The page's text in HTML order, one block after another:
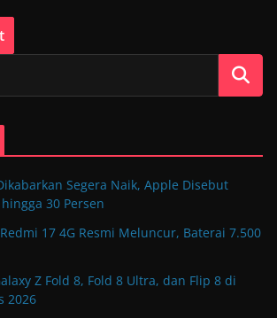
Segera Naik, Apple Disebut
30 Persen
17 4G Resmi Meluncur, Baterai 7.500
Z Fold 8, Fold 8 Ultra, dan Flip 8 di
2026